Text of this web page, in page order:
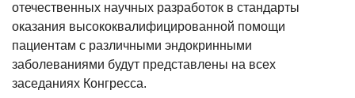
отечественных научных разработок в стандарты
оказания высококвалифицированной помощи
пациентам с различными эндокринными
заболеваниями будут представлены на всех
заседаниях Конгресса.